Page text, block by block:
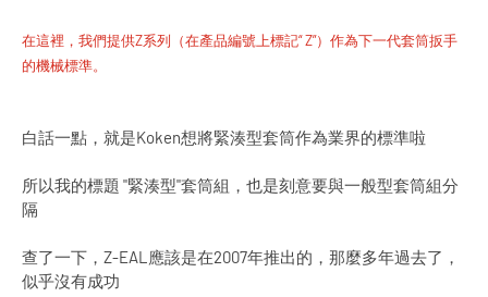
在這裡，我們提供Z系列（在產品編號上標記“ Z”）作為下一代套筒扳手
的機械標準。
白話一點，就是Koken想將緊湊型套筒作為業界的標準啦
所以我的標題 "緊湊型"套筒組，也是刻意要與一般型套筒組分
隔
查了一下，Z-EAL應該是在2007年推出的，那麼多年過去了，
似乎沒有成功